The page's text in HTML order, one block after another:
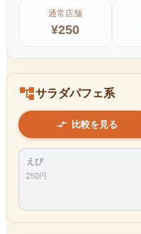
通常店舗
¥250
account_treeサラダパフェ系
compare_arrows 比較を見る
えび
250円